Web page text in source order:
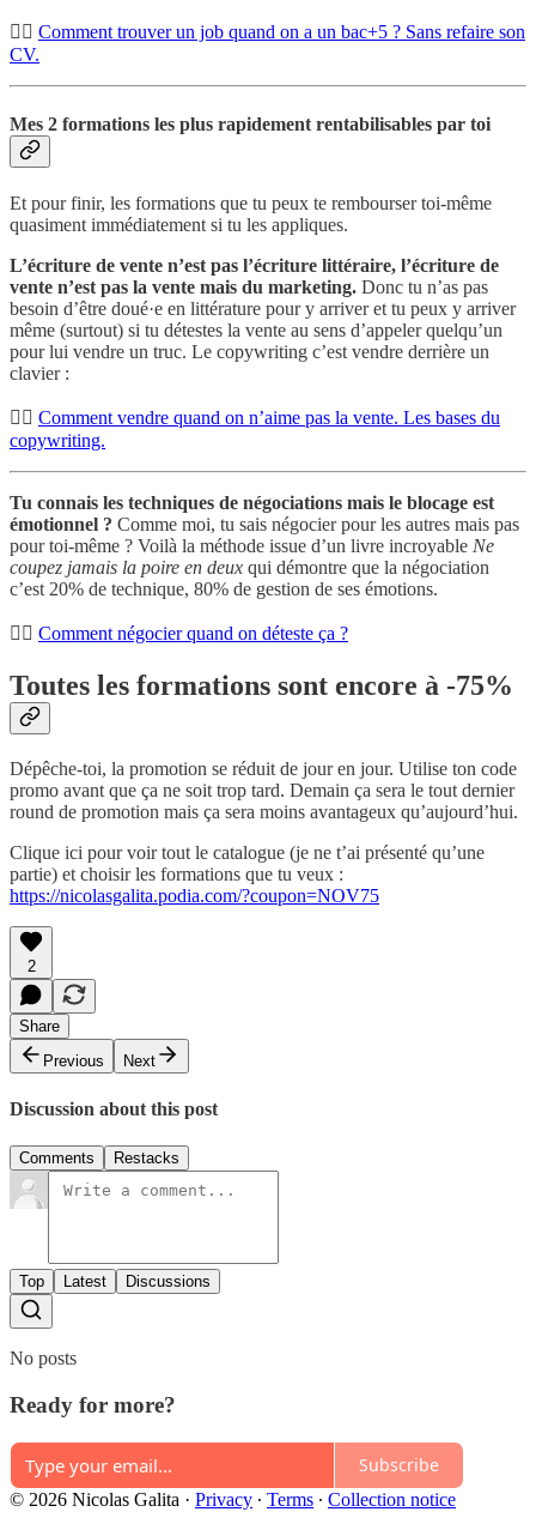
👉🏾 Comment trouver un job quand on a un bac+5 ? Sans refaire son
CV.
Mes 2 formations les plus rapidement rentabilisables par toi
Et pour finir, les formations que tu peux te rembourser toi-même
quasiment immédiatement si tu les appliques.
L’écriture de vente n’est pas l’écriture littéraire, l’écriture de
vente n’est pas la vente mais du marketing. Donc tu n’as pas
besoin d’être doué·e en littérature pour y arriver et tu peux y arriver
même (surtout) si tu détestes la vente au sens d’appeler quelqu’un
pour lui vendre un truc. Le copywriting c’est vendre derrière un
clavier :
👉🏾 Comment vendre quand on n’aime pas la vente. Les bases du
copywriting.
Tu connais les techniques de négociations mais le blocage est
émotionnel ? Comme moi, tu sais négocier pour les autres mais pas
pour toi-même ? Voilà la méthode issue d’un livre incroyable Ne
coupez jamais la poire en deux qui démontre que la négociation
c’est 20% de technique, 80% de gestion de ses émotions.
👉🏾 Comment négocier quand on déteste ça ?
Toutes les formations sont encore à -75%
Dépêche-toi, la promotion se réduit de jour en jour. Utilise ton code
promo avant que ça ne soit trop tard. Demain ça sera le tout dernier
round de promotion mais ça sera moins avantageux qu’aujourd’hui.
Clique ici pour voir tout le catalogue (je ne t’ai présenté qu’une
partie) et choisir les formations que tu veux :
https://nicolasgalita.podia.com/?coupon=NOV75
2
Share
Previous
Next
Discussion about this post
Comments Restacks
Top Latest Discussions
No posts
Ready for more?
Subscribe
© 2026 Nicolas Galita · Privacy ∙ Terms ∙ Collection notice